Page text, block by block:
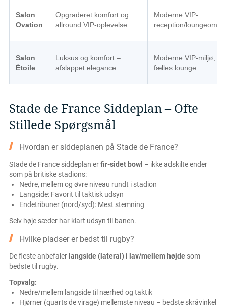
Salon
Ovation
Opgraderet komfort og
allround VIP-oplevelse
Moderne VIP-
reception/
Salon
Étoile
Luksus og komfort –
afslappet elegance
Moderne VIP-miljø,
fælles lounge
Stade de France Siddeplan – Ofte
Stillede Spørgsmål
Hvordan er siddeplanen på Stade de France?
Stade de France siddeplan erfir-sidet bowl – ikke adskilte ender
som på britiske stadions:
Nedre, mellem og øvre niveau rundt i stadion
Langside: Favorit til taktisk udsyn
Endetribuner (nord/syd): Mest stemning
Selv høje sæder har klart udsyn til banen.
Hvilke pladser er bedst til rugby?
De fleste anbefaler langside (lateral) i lav/mellem højde som
bedste til rugby.
Topvalg:
Nedre/mellem langside til nærhed og taktik
Hjørner (quarts de virage) mellemste niveau – bedste skråvinkel